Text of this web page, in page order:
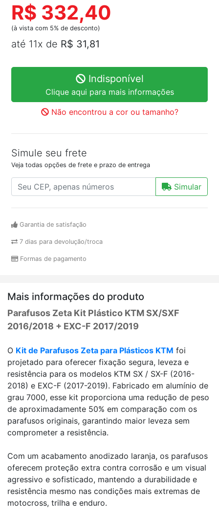
R$ 332,40
(à vista com 5% de desconto)
até 11x de R$ 31,81
Indisponível
Clique aqui para mais informações
Não encontrou a cor ou tamanho?
Simule seu frete
Veja todas opções de frete e prazo de entrega
Simular
Garantia de satisfação
7 dias para devolução/troca
Formas de pagamento
Mais informações do produto
Parafusos Zeta Kit Plástico KTM SX/SXF
2016/2018 + EXC-F 2017/2019
O Kit de Parafusos Zeta para Plásticos KTM foi
projetado para oferecer fixação segura, leveza e
resistência para os modelos KTM SX / SX-F (2016-
2018) e EXC-F (2017-2019). Fabricado em alumínio de
grau 7000, esse kit proporciona uma redução de peso
de aproximadamente 50% em comparação com os
parafusos originais, garantindo maior leveza sem
comprometer a resistência.
Com um acabamento anodizado laranja, os parafusos
oferecem proteção extra contra corrosão e um visual
agressivo e sofisticado, mantendo a durabilidade e
resistência mesmo nas condições mais extremas de
motocross, trilha e enduro.